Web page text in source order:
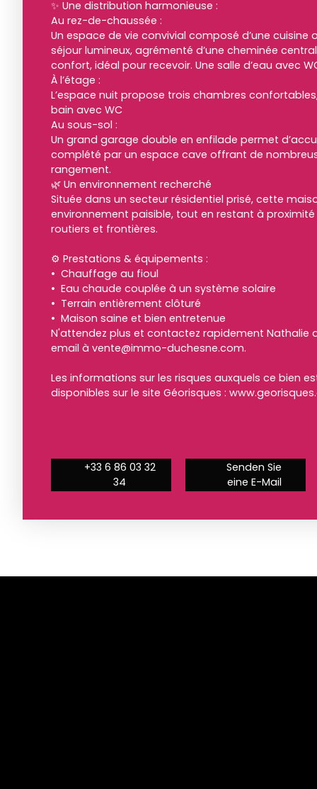
✨ Une distribution harmonieuse :
Au rez-de-chaussée :
Un espace de vie convivial composé d’une cuisine
séjour lumineux, agrémenté d’une cheminée
confort, idéal pour recevoir. Une salle d’eau avec
À l’étage :
L’espace nuit propose trois chambres
bain avec WC
Au sous-sol :
Un grand garage double en enfilade permet
complété par un espace cave offrant de
rangement.
🌿 Un environnement recherché
Située dans un secteur résidentiel prisé, cette
environnement paisible, tout en restant à
routiers et frontières.
⚙️ Prestations & équipements :
Chauffage au fioul
Eau chaude couplée à un système solaire
Terrain entièrement clôturé
Maison saine et bien entretenue
N'attendez plus et contactez rapidement Nathalie
email à vente@immo-duchesne.com.
Les informations sur les risques auxquels ce bien
disponibles sur le site Géorisques :
+33 6 86 03 32
34
Senden Sie
eine E-Mail